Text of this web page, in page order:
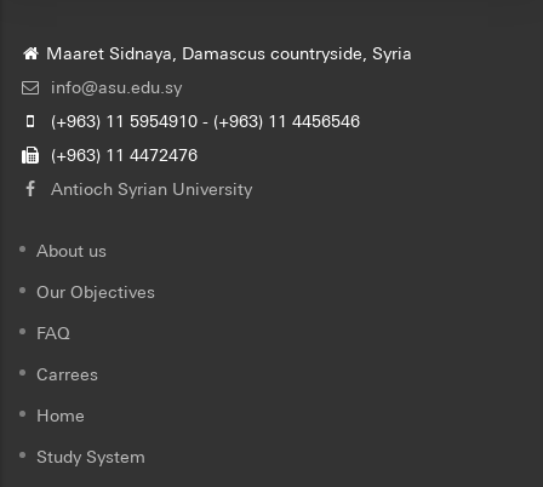
Maaret Sidnaya, Damascus countryside, Syria
info@asu.edu.sy
(+963) 11 5954910 - (+963) 11 4456546
(+963) 11 4472476
Antioch Syrian University
About us
Our Objectives
FAQ
Carrees
Home
Study System